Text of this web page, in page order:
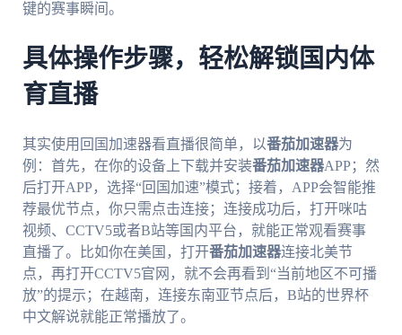
键的赛事瞬间。
具体操作步骤，轻松解锁国内体
育直播
其实使用回国加速器看直播很简单，以番茄加速器为
例：首先，在你的设备上下载并安装番茄加速器APP；然
后打开APP，选择“回国加速”模式；接着，APP会智能推
荐最优节点，你只需点击连接；连接成功后，打开咪咕
视频、CCTV5或者B站等国内平台，就能正常观看赛事
直播了。比如你在美国，打开番茄加速器连接北美节
点，再打开CCTV5官网，就不会再看到“当前地区不可播
放”的提示；在越南，连接东南亚节点后，B站的世界杯
中文解说就能正常播放了。